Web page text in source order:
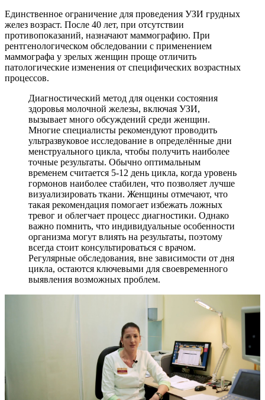
Единственное ограничение для проведения УЗИ грудных
желез возраст. После 40 лет, при отсутствии
противопоказаний, назначают маммографию. При
рентгенологическом обследовании с применением
маммографа у зрелых женщин проще отличить
патологические изменения от специфических возрастных
процессов.
Диагностический метод для оценки состояния
здоровья молочной железы, включая УЗИ,
вызывает много обсуждений среди женщин.
Многие специалисты рекомендуют проводить
ультразвуковое исследование в определённые дни
менструального цикла, чтобы получить наиболее
точные результаты. Обычно оптимальным
временем считается 5-12 день цикла, когда уровень
гормонов наиболее стабилен, что позволяет лучше
визуализировать ткани. Женщины отмечают, что
такая рекомендация помогает избежать ложных
тревог и облегчает процесс диагностики. Однако
важно помнить, что индивидуальные особенности
организма могут влиять на результаты, поэтому
всегда стоит консультироваться с врачом.
Регулярные обследования, вне зависимости от дня
цикла, остаются ключевыми для своевременного
выявления возможных проблем.